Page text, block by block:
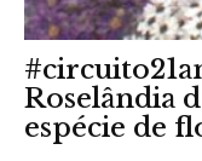
Roselândia
espécie de